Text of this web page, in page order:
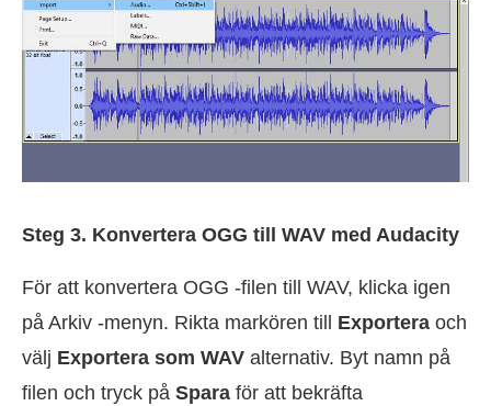
Steg 3. Konvertera OGG till WAV med Audacity
För att konvertera OGG -filen till WAV, klicka igen
på Arkiv -menyn. Rikta markören till Exportera och
välj Exportera som WAV alternativ. Byt namn på
filen och tryck på Spara för att bekräfta